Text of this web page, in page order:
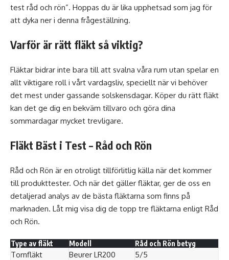
test råd och rön”. Hoppas du är lika upphetsad som jag för
att dyka ner i denna frågeställning.
Varför är rätt fläkt så viktig?
Fläktar bidrar inte bara till att svalna våra rum utan spelar en
allt viktigare roll i vårt vardagsliv, speciellt när vi behöver
det mest under gassande solskensdagar. Köper du rätt fläkt
kan det ge dig en bekväm tillvaro och göra dina
sommardagar mycket trevligare.
Fläkt Bäst i Test – Råd och Rön
Råd och Rön är en otroligt tillförlitlig källa när det kommer
till produkttester. Och när det gäller fläktar, ger de oss en
detaljerad analys av de bästa fläktarna som finns på
marknaden. Låt mig visa dig de topp tre fläktarna enligt Råd
och Rön.
Type av fläkt Modell Råd och Rön betyg
Tornfläkt Beurer LR200
5/5